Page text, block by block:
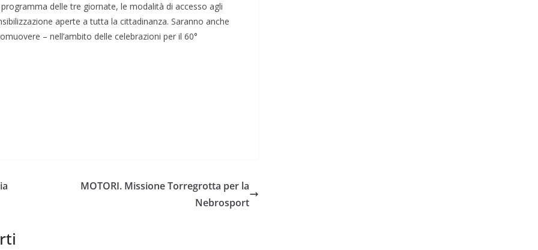
delle tre giornate, le modalità di accesso agli
aperte a tutta la cittadinanza. Saranno anche
– nell’ambito delle celebrazioni per il 60°
MOTORI. Missione Torregrotta per la
Nebrosport